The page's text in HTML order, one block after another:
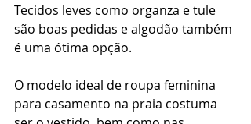
Tecidos leves como organza e tule
são boas pedidas e algodão também
é uma ótima opção.
O modelo ideal de roupa feminina
para casamento na praia costuma